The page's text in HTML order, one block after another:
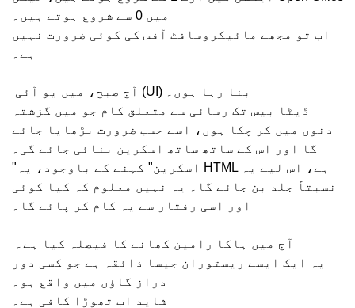
میں 0 سے شروع ہوتے ہیں۔
اب تو مجھے مائیکروسافٹ آفس کی کوئی ضرورت نہیں
ہے۔
آج صبح، میں یو آئی (UI) بنا رہا ہوں۔
ڈیٹا بیس تک رسائی سے متعلق کام جو میں گزشتہ
دنوں میں کر چکا ہوں، اسے حسب ضرورت بڑھایا جائے
گا اور اس کے ساتھ ساتھ اسکرین بنائی جائے گی۔
"اسکرین" کہنے کے باوجود، یہ HTML ہے، اس لیے یہ
نسبتاً جلد بن جائے گا۔ یہ نہیں معلوم کہ کیا کوئی
اور اسی رفتار سے یہ کام کر پائے گا۔
آج میں ہاکا رامین کھانے کا فیصلہ کیا ہے۔
یہ ایک ایسے ریستوران جیسا ذائقہ ہے جو کسی دور
دراز گاؤں میں واقع ہو۔
شاید اب تھوڑا کافی ہے۔